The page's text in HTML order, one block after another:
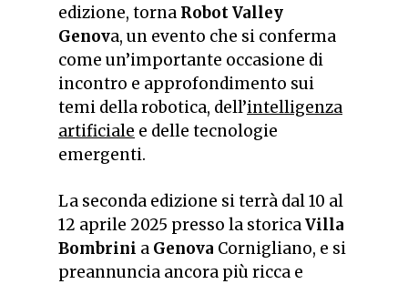
edizione, torna Robot Valley
Genova, un evento che si conferma
come un’importante occasione di
incontro e approfondimento sui
temi della robotica, dell’intelligenza
artificiale e delle tecnologie
emergenti.
La seconda edizione si terrà dal 10 al
12 aprile 2025 presso la storicaVilla
Bombrini a Genova Cornigliano, e si
preannuncia ancora più ricca e